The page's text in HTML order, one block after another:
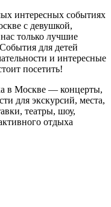
интересных событиях
с девушкой,
только лучшие
для детей
и интересные
посетить!
в Москве — концерты,
для экскурсий, места,
театры, шоу,
отдыха